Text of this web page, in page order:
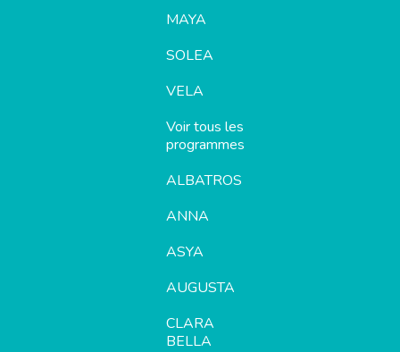
MAYA
SOLEA
VELA
Voir tous les
programmes
ALBATROS
ANNA
ASYA
AUGUSTA
CLARA
BELLA